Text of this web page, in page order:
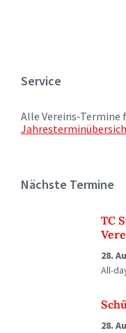
Service
Alle Vereins-Termine
Nächste Termine
TC
28.
All-
28.